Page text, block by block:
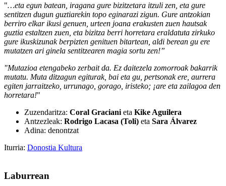
"…eta egun batean, iragana gure bizitzetara itzuli zen, eta gure
sentitzen dugun guztiarekin topo eginarazi zigun. Gure antzokian
berriro elkar ikusi genuen, urteen joana erakusten zuen hautsak
guztia estaltzen zuen, eta bizitza berri horretara eraldatuta zirkuko
gure ikuskizunak berpizten genituen bitartean, aldi berean gu ere
mutatzen ari ginela sentitzearen magia sortu zen!”
"Mutazioa etengabeko zerbait da. Ez daitezela zomorroak bakarrik
mutatu. Muta ditzagun egiturak, bai eta gu, pertsonak ere, aurrera
egiten jarraitzeko, urrunago, gorago, iristeko; ¡are eta zailagoa den
horretara!"
Zuzendaritza: Coral Graciani eta Kike Aguilera
Antzezleak: Rodrigo Lacasa (Toli) eta Sara Álvarez
Adina: denontzat
Iturria: Donostia Kultura
Laburrean